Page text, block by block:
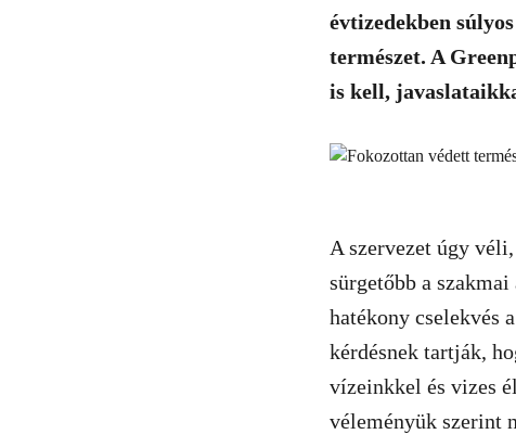
évtizedekben
természet. A
is kell,
A szervezet úgy
sürgetőbb a
hatékony cselekvés
kérdésnek tartják,
vízeinkkel és vizes
véleményük szerint